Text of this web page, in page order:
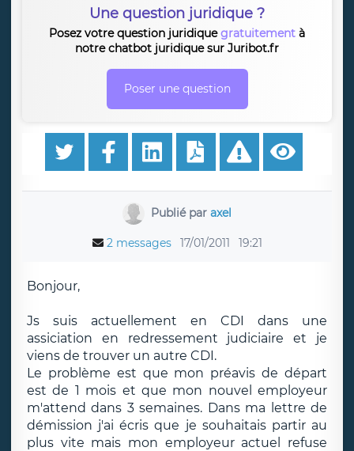
Une question juridique ?
Posez votre question juridiquegratuitement à
notre chatbot juridique sur Juribot.fr
Poser une question
Publié par axel
2 messages 17/01/2011 19:21
Bonjour,
Js suis actuellement en CDI dans une
assiciation en redressement judiciaire et je
viens de trouver un autre CDI.
Le problème est que mon préavis de départ
est de 1 mois et que mon nouvel employeur
m'attend dans 3 semaines. Dans ma lettre de
démission j'ai écris que je souhaitais partir au
plus vite mais mon employeur actuel refuse